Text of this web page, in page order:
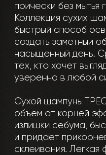
прически без мытья
Коллекция сухих
быстрый способ
создать заметный
насыщенный день.
тех, кто хочет
уверенно в любой
Сухой шампунь
объем от корней
излишки себума,
и придает
склеивания.